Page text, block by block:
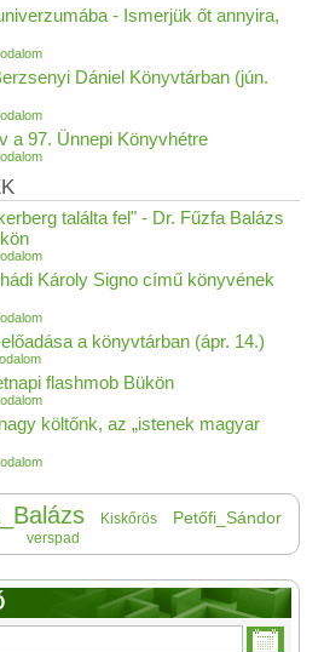
- Ismerjük őt annyira,
Dániel Könyvtárban (jún.
a 97. Ünnepi Könyvhétre
találta fel" - Dr. Fűzfa Balázs
Károly Signo című könyvének
a könyvtárban (ápr. 14.)
flashmob Bükön
költőnk, az „istenek magyar
Kiskőrös Petőfi_Sándor
verspad